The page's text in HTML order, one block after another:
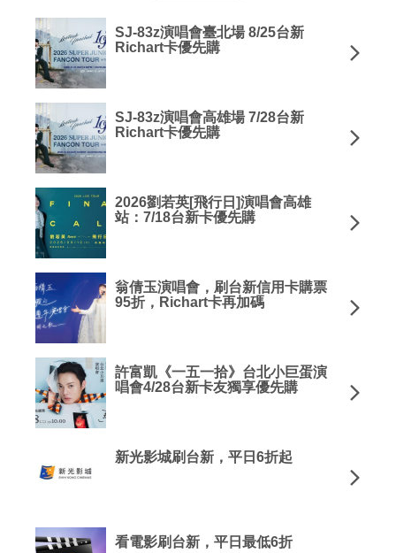
SJ-83z演唱會臺北場 8/25台新
Richart卡優先購
SJ-83z演唱會高雄場 7/28台新
Richart卡優先購
2026劉若英[飛行日]演唱會高雄
站：7/18台新卡優先購
翁倩玉演唱會，刷台新信用卡購票
95折，Richart卡再加碼
許富凱《一五一拾》台北小巨蛋演
唱會4/28台新卡友獨享優先購
新光影城刷台新，平日6折起
看電影刷台新，平日最低6折